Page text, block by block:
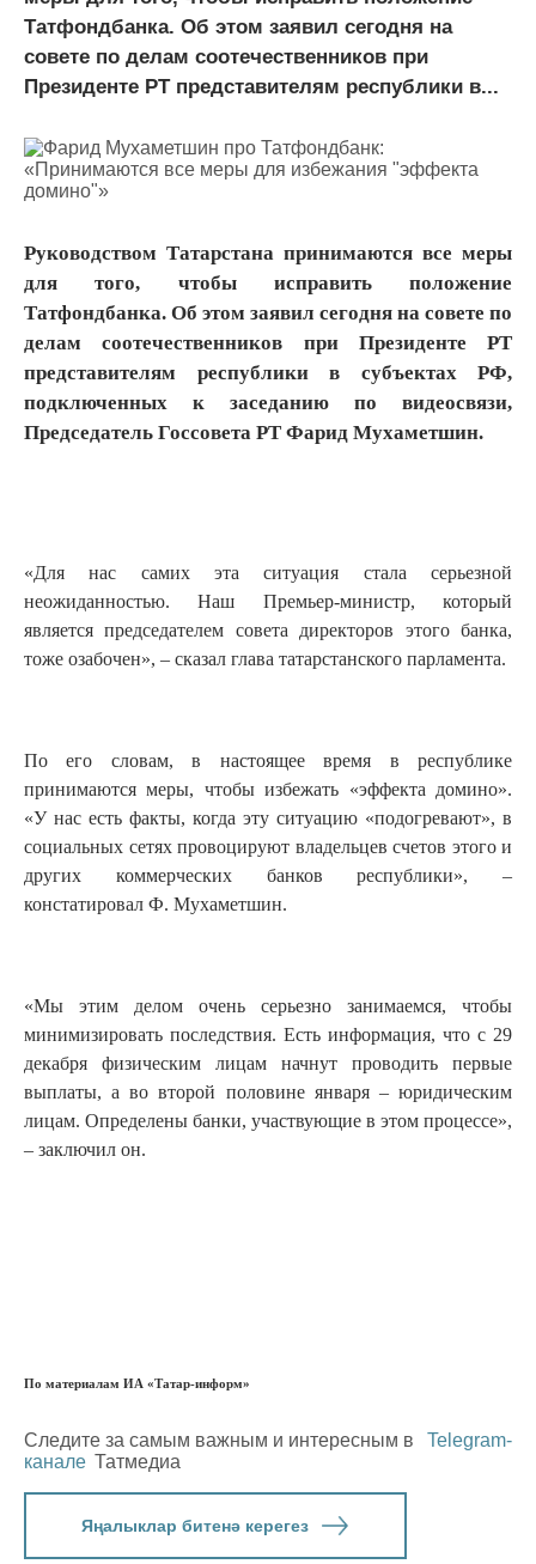
Татфондбанка. Об этом заявил сегодня на
совете по делам соотечественников при
Президенте РТ представителям республики в...
Руководством Татарстана принимаются все меры
для того, чтобы исправить положение
Татфондбанка. Об этом заявил сегодня на совете по
делам соотечественников при Президенте РТ
представителям республики в субъектах РФ,
подключенных к заседанию по видеосвязи,
Председатель Госсовета РТ Фарид Мухаметшин.
«Для нас самих эта ситуация стала серьезной
неожиданностью. Наш Премьер-министр, который
является председателем совета директоров этого банка,
тоже озабочен», – сказал глава татарстанского парламента.
По его словам, в настоящее время в республике
принимаются меры, чтобы избежать «эффекта домино».
«У нас есть факты, когда эту ситуацию «подогревают», в
социальных сетях провоцируют владельцев счетов этого и
других коммерческих банков республики», –
констатировал Ф. Мухаметшин.
«Мы этим делом очень серьезно занимаемся, чтобы
минимизировать последствия. Есть информация, что с 29
декабря физическим лицам начнут проводить первые
выплаты, а во второй половине января – юридическим
лицам. Определены банки, участвующие в этом процессе»,
– заключил он.
По материалам ИА «Татар-информ»
Следите за самым важным и интересным в
Telegram-
канале Татмедиа
Яңалыклар битенә керегез